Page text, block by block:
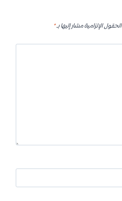
الحقول الإلزامية مشار إليها بـ*